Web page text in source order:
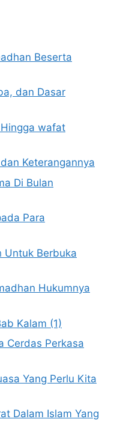
Beserta
dan Dasar
wafat
Keterangannya
Di Bulan
Para
Untuk Berbuka
Hukumnya
Kalam (1)
Cerdas Perkasa
Yang Perlu Kita
Dalam Islam Yang